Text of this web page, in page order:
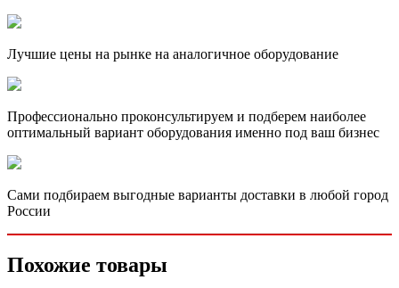
Лучшие цены на рынке на аналогичное оборудование
Профессионально проконсультируем и подберем наиболее
оптимальный вариант оборудования именно под ваш бизнес
Сами подбираем выгодные варианты доставки в любой город
России
Похожие товары